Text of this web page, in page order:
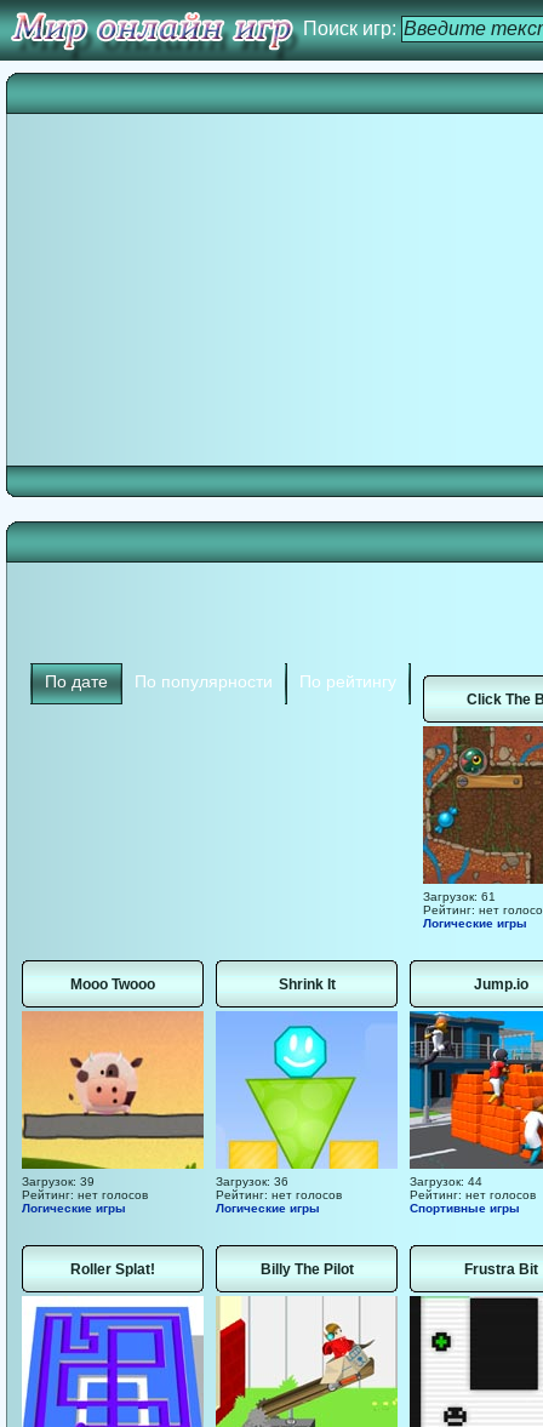
Поиск игр:
По дате По популярности По рейтингу
Click The
Загрузок: 61
Рейтинг: нет
Логические игры
Mooo Twooo
Загрузок: 39
Рейтинг: нет голосов
Логические игры
Shrink It
Загрузок: 36
Рейтинг: нет голосов
Логические игры
Jump.io
Загрузок: 44
Рейтинг: нет голосов
Спортивные игры
Roller Splat! Billy The Pilot Frustra Bit